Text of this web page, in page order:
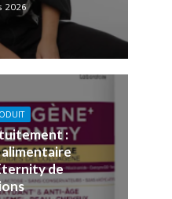
2026
:
de